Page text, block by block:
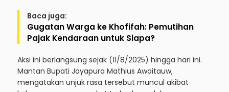
Baca juga:
Gugatan Warga ke Khofifah: Pemutihan
Pajak Kendaraan untuk Siapa?
Aksi ini berlangsung sejak (11/8/2025) hingga hari ini.
Mantan Bupati Jayapura Mathius Awoitauw,
mengatakan unjuk rasa tersebut muncul akibat